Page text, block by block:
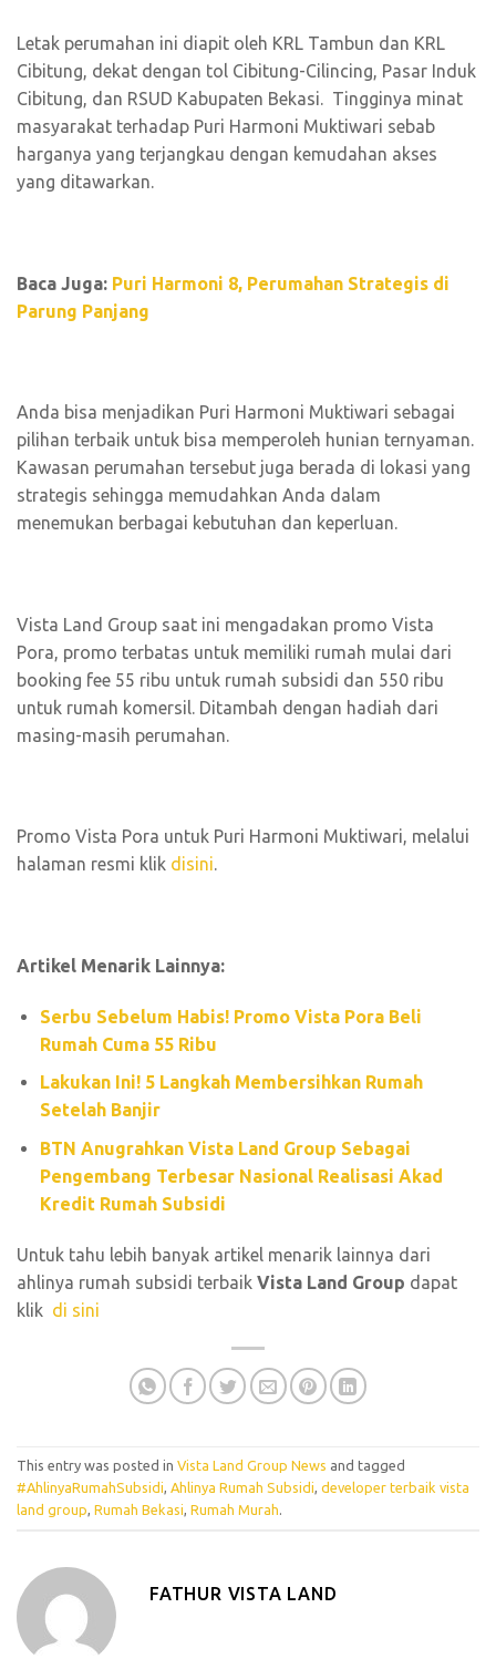
Letak perumahan ini diapit oleh KRL Tambun dan KRL
Cibitung, dekat dengan tol Cibitung-Cilincing, Pasar Induk
Cibitung, dan RSUD Kabupaten Bekasi. Tingginya minat
masyarakat terhadap Puri Harmoni Muktiwari sebab
harganya yang terjangkau dengan kemudahan akses
yang ditawarkan.
Baca Juga: Puri Harmoni 8, Perumahan Strategis di
Parung Panjang
Anda bisa menjadikan Puri Harmoni Muktiwari sebagai
pilihan terbaik untuk bisa memperoleh hunian ternyaman.
Kawasan perumahan tersebut juga berada di lokasi yang
strategis sehingga memudahkan Anda dalam
menemukan berbagai kebutuhan dan keperluan.
Vista Land Group saat ini mengadakan promo Vista
Pora, promo terbatas untuk memiliki rumah mulai dari
booking fee 55 ribu untuk rumah subsidi dan 550 ribu
untuk rumah komersil. Ditambah dengan hadiah dari
masing-masih perumahan.
Promo Vista Pora untuk Puri Harmoni Muktiwari, melalui
halaman resmi klik disini.
Artikel Menarik Lainnya:
Serbu Sebelum Habis! Promo Vista Pora Beli
Rumah Cuma 55 Ribu
Lakukan Ini! 5 Langkah Membersihkan Rumah
Setelah Banjir
BTN Anugrahkan Vista Land Group Sebagai
Pengembang Terbesar Nasional Realisasi Akad
Kredit Rumah Subsidi
Untuk tahu lebih banyak artikel menarik lainnya dari
ahlinya rumah subsidi terbaik Vista Land Group dapat
klik di sini
This entry was posted in Vista Land Group News and tagged
#AhlinyaRumahSubsidi, Ahlinya Rumah Subsidi, developer terbaik vista
land group, Rumah Bekasi, Rumah Murah.
FATHUR VISTA LAND